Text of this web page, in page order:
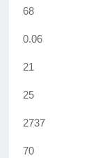
68
0.06
21
25
2737
70